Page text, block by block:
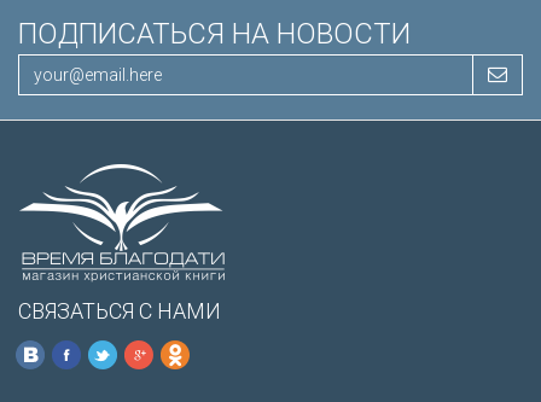
ПОДПИСАТЬСЯ НА НОВОСТИ
СВЯЗАТЬСЯ С НАМИ